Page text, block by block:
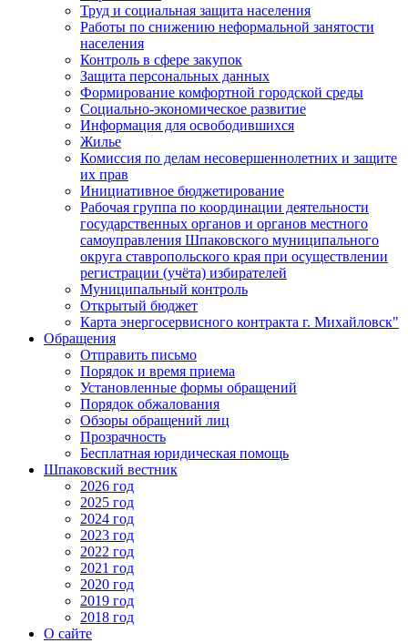
Труд и социальная защита населения
Работы по снижению неформальной занятости
населения
Контроль в сфере закупок
Защита персональных данных
Формирование комфортной городской среды
Социально-экономическое развитие
Информация для освободившихся
Жилье
Комиссия по делам несовершеннолетних и защите
их прав
Инициативное бюджетирование
Рабочая группа по координации деятельности
государственных органов и органов местного
самоуправления Шпаковского муниципального
округа ставропольского края при осуществлении
регистрации (учёта) избирателей
Муниципальный контроль
Открытый бюджет
Карта энергосервисного контракта г. Михайловск"
Обращения
Отправить письмо
Порядок и время приема
Установленные формы обращений
Порядок обжалования
Обзоры обращений лиц
Прозрачность
Бесплатная юридическая помощь
Шпаковский вестник
2026 год
2025 год
2024 год
2023 год
2022 год
2021 год
2020 год
2019 год
2018 год
О сайте